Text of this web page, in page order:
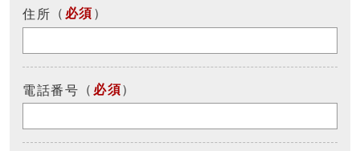
住所 （ 必須 ）
電話番号 （ 必須）